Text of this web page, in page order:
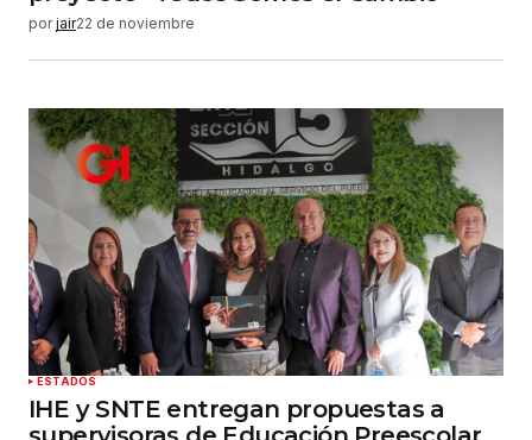
por jair22 de noviembre
ESTADOS
IHE y SNTE entregan propuestas a